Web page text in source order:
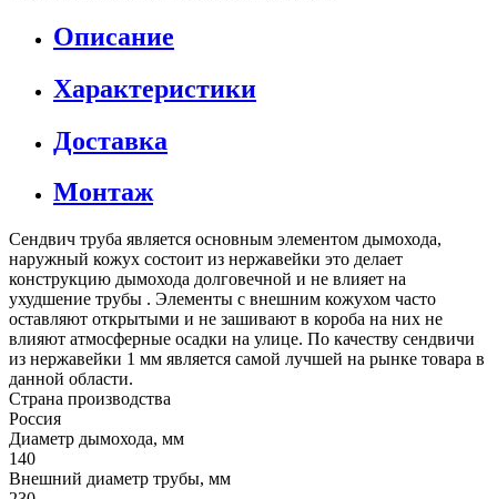
Описание
Характеристики
Доставка
Монтаж
Сендвич труба является основным элементом дымохода,
наружный кожух состоит из нержавейки это делает
конструкцию дымохода долговечной и не влияет на
ухудшение трубы . Элементы с внешним кожухом часто
оставляют открытыми и не зашивают в короба на них не
влияют атмосферные осадки на улице. По качеству сендвичи
из нержавейки 1 мм является самой лучшей на рынке товара в
данной области.
Страна производства
Россия
Диаметр дымохода, мм
140
Внешний диаметр трубы, мм